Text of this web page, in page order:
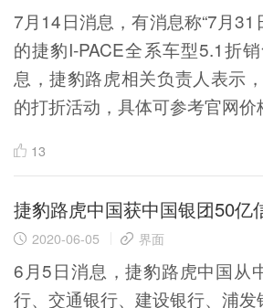
7月14日消息，有消息称“7月31
的捷豹I-PACE全系车型5.1折
息，捷豹路虎相关负责人表示
的打折活动，具体可参考官网价
13
捷豹路虎中国获中国银团50亿
2020-06-05 界面
6月5日消息，捷豹路虎中国从
行、交通银行、建设银行、浦